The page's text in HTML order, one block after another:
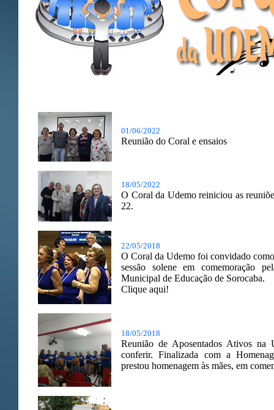
01/06/2022
Reunião do Coral e ensaios
18/05/2022
O Coral da Udemo reiniciou as
22.
22/05/2018
O Coral da Udemo foi convidado
sessão solene em comemoração
Municipal de Educação de Sorocaba.
Clique aqui!
18/05/2018
Reunião de Aposentados Ativos na
conferir. Finalizada com a
prestou homenagem às mães, em